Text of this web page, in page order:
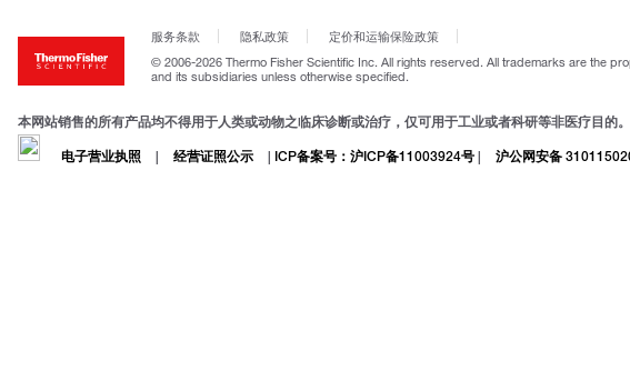
服务条款 隐私政策
定价和运输保险政策
© 2006-2026 Thermo Fisher Scientific Inc. All rights reserved. All trademarks are the
and its subsidiaries unless otherwise specified.
本网站销售的所有产品均不得用于人类或动物之临床诊断或治疗，仅可用于工业或者科研等非医疗目的。
电子营业执照 | 经营证照公示 | ICP备案号：沪ICP备11003924号 | 沪公网安备